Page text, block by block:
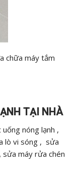
chữa máy tắm
TẠI NHÀ
nóng lạnh ,
lò vi sóng , sửa
sửa máy rửa chén